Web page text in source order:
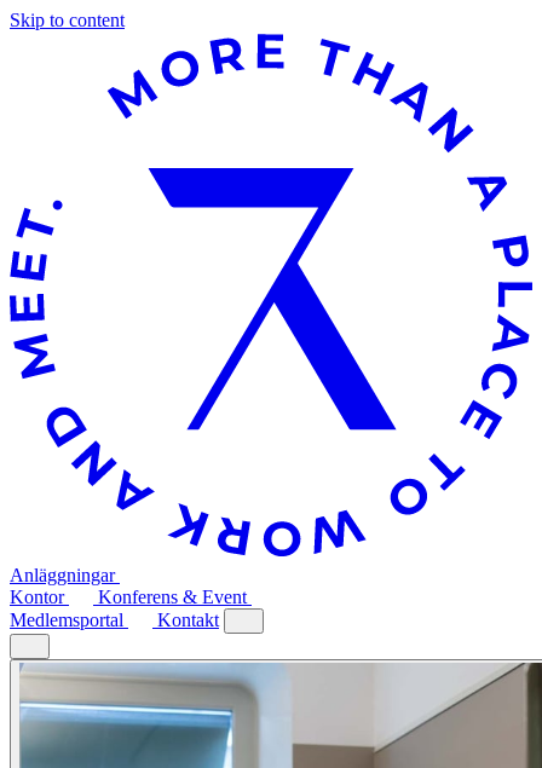
Skip to content
Anläggningar
Kontor
Konferens & Event
Medlemsportal
Kontakt